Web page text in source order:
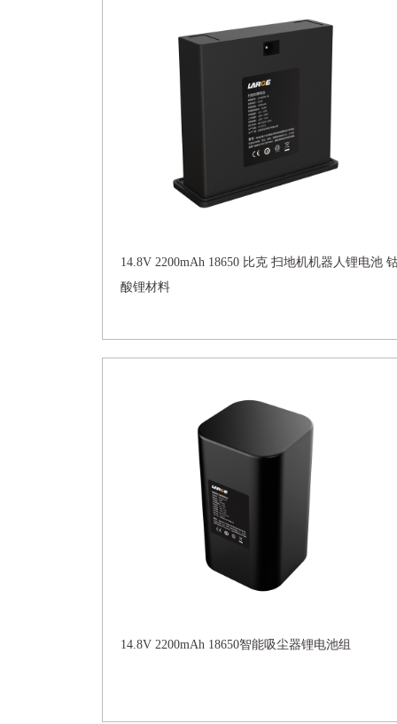
14.8V 2200mAh 18650 比克 扫地机机器人锂电池
酸锂材料
14.8V 2200mAh 18650智能吸尘器锂电池组